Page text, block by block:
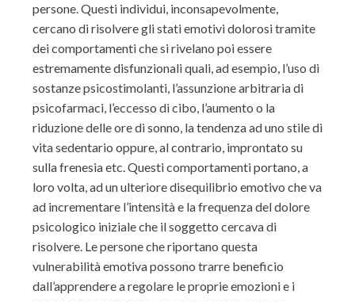
persone. Questi individui, inconsapevolmente,
cercano di risolvere gli stati emotivi dolorosi tramite
dei comportamenti che si rivelano poi essere
estremamente disfunzionali quali, ad esempio, l’uso di
sostanze psicostimolanti, l’assunzione arbitraria di
psicofarmaci, l’eccesso di cibo, l’aumento o la
riduzione delle ore di sonno, la tendenza ad uno stile di
vita sedentario oppure, al contrario, improntato su
sulla frenesia etc. Questi comportamenti portano, a
loro volta, ad un ulteriore disequilibrio emotivo che va
ad incrementare l’intensità e la frequenza del dolore
psicologico iniziale che il soggetto cercava di
risolvere. Le persone che riportano questa
vulnerabilità emotiva possono trarre beneficio
dall’apprendere a regolare le proprie emozioni e i